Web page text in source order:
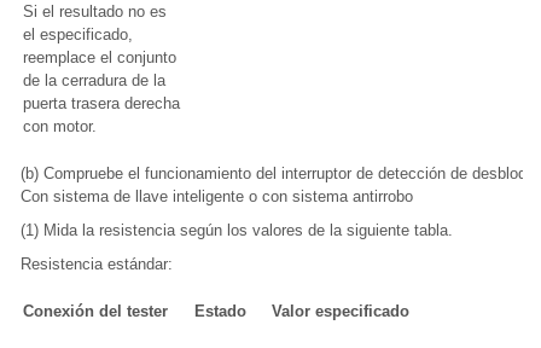
Si el resultado no es
el especificado,
reemplace el conjunto
de la cerradura de la
puerta trasera derecha
con motor.
(b) Compruebe el funcionamiento del interruptor de detección de
Con sistema de llave inteligente o con sistema antirrobo
(1) Mida la resistencia según los valores de la siguiente tabla.
Resistencia estándar:
Conexión del tester Estado Valor especificado